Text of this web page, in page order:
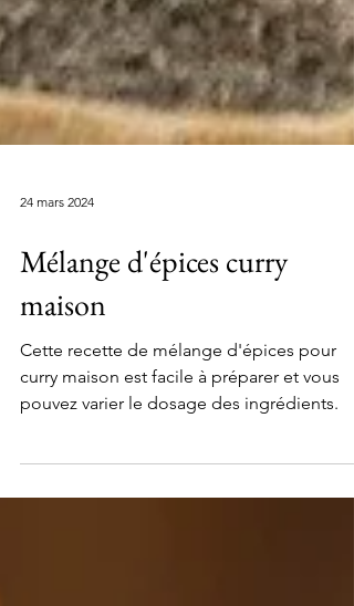
24 mars 2024
maison
Cette recette de mélange d'épices pour